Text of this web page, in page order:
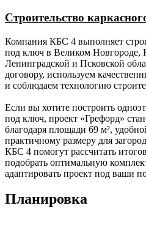
Утепление
перегородок.
-
Внутренняя
отделка
пола.
- -
Внутренняя
отделка
- -
Строительство
Компания КБС 4 выполняет
под ключ в Великом Новгороде,
Ленинградской и Псковской
договору, используем
и соблюдаем технологию
Если вы хотите построить
под ключ, проект «Грефорд»
благодаря площади 69 м²,
практичному размеру для
КБС 4 помогут рассчитать
подобрать оптимальную
адаптировать проект под ваши
Планировка